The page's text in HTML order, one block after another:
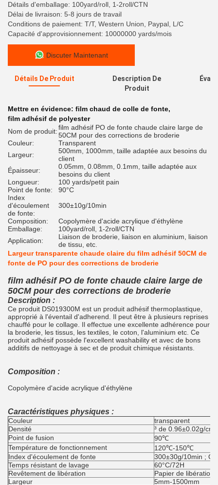
Détails d'emballage: 100yard/roll, 1-2roll/CTN
Délai de livraison: 5-8 jours de travail
Conditions de paiement: T/T, Western Union, Paypal, L/C
Capacité d'approvisionnement: 10000000 yards/mois
Discuter Maintenant
Détails De Produit
Description De
Produit
Mettre en évidence: film chaud de colle de fonte,
film adhésif de polyester
Nom de produit:film adhésif PO de fonte chaude claire large de
50CM pour des corrections de broderie
Couleur:
Transparent
Largeur:
500mm, 1000mm, taille adaptée aux besoins du
client
Épaisseur:
0.05mm, 0.08mm, 0.1mm, taille adaptée aux
besoins du client
Longueur:
100 yards/petit pain
Point de fonte:
90°C
Index
d'écoulement
de fonte:
300±10g/10min
Composition:
Copolymère d'acide acrylique d'éthylène
Emballage:
100yard/roll, 1-2roll/CTN
Application:
Liaison de broderie, liaison en aluminium, liaison
de tissu, etc.
Largeur transparente chaude claire du film adhésif 50CM de
fonte de PO pour des corrections de broderie
film adhésif PO de fonte chaude claire large de
50CM pour des corrections de broderie
Description :
Ce produit DS019300M est un produit adhésif thermoplastique,
approprié à l'éventail d'adherend. Il peut être à plusieurs reprises
chauffé pour le collage. Il effectue une excellente adhérence pour
la broderie, les tissus, les textiles, le coton, l'aluminium etc. Ce
produit adhésif possède l'excellent washability et avec de bons
additifs de nettoyage à sec et de produit chimique résistants.
Composition :
Copolymère d'acide acrylique d'éthylène
Caractéristiques physiques :
Couleur
transparent
Densité
³ de 0.96±0.02g/cm
Point de fusion
90℃
Température de fonctionnement
120℃-150℃
Index d'écoulement de fonte
300±30g/10min ;
Temps résistant de lavage
60°C/72H
Revêtement de libération
Papier de libération
Largeur
5mm-1500mm